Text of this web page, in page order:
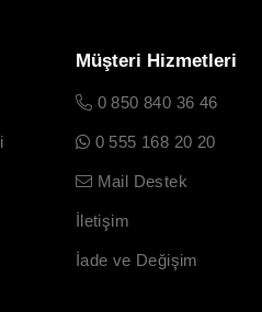
Müşteri Hizmetleri
0 850 840 36 46
0 555 168 20 20
Mail Destek
İletişim
İade ve Değişim